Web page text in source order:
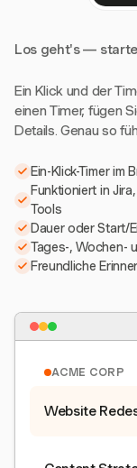
Los geht's —
Ein Klick und der
einen Timer, fügen
Details. Genau so
Ein-Klick-Timer im
Funktioniert in
Tools
Dauer oder Start/
Tages-, Wochen-
Freundliche
ACME CORP
Website